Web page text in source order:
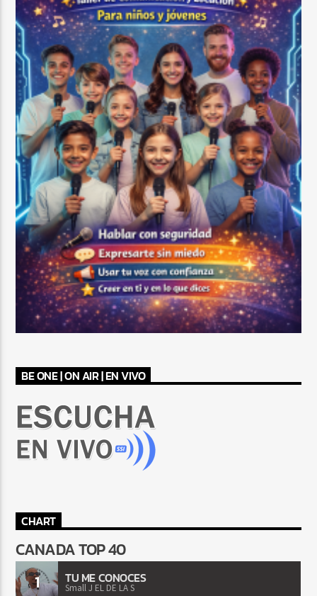
BE ONE | ON AIR | EN VIVO
CHART
CANADA TOP 40
1 TU ME CONOCES
Small J EL DE LA S